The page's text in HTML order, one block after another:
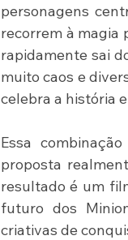
personagens
recorrem à magia
rapidamente sai
muito caos e
celebra a história
Essa
proposta
resultado é um
futuro dos
criativas de